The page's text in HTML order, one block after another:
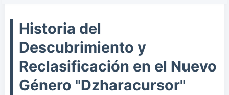
Historia del
Descubrimiento y
Reclasificación en el Nuevo
Género "Dzharacursor"